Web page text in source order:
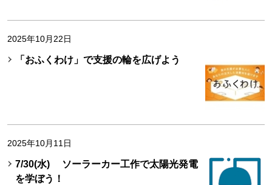
2025年10月22日
「おふくわけ」で支援の輪を広げよう
2025年10月11日
7/30(水) ソーラーカー工作で太陽光発電
を学ぼう！